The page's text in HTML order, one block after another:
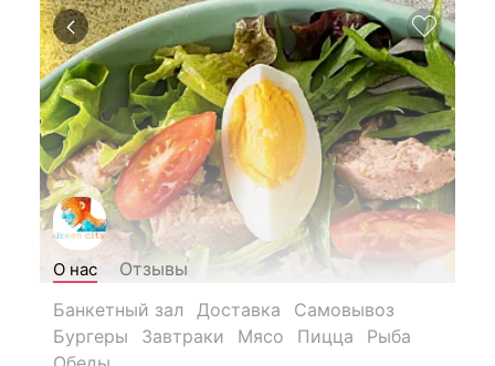
О нас
Отзывы
Банкетный зал
Доставка
Самовывоз
Бургеры
Завтраки Мясо Пицца
Рыба